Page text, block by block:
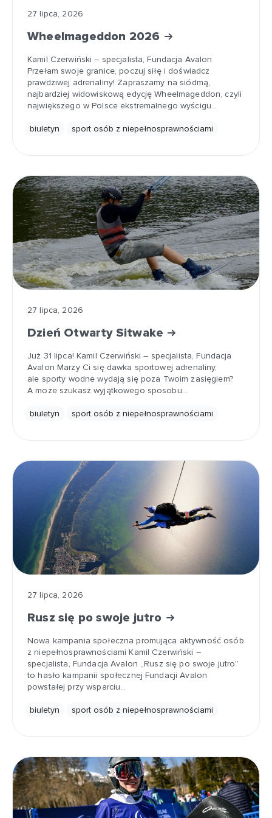
27 lipca, 2026
Wheelmageddon 2026
Kamil Czerwiński – specjalista, Fundacja Avalon
Przełam swoje granice, poczuj siłę i doświadcz
prawdziwej adrenaliny! Zapraszamy na siódmą,
najbardziej widowiskową edycję Wheelmageddon, czyli
największego w Polsce ekstremalnego wyścigu…
biuletyn sport osób z niepełnosprawnościami
27 lipca, 2026
Dzień Otwarty Sitwake
Już 31 lipca! Kamil Czerwiński – specjalista, Fundacja
Avalon Marzy Ci się dawka sportowej adrenaliny,
ale sporty wodne wydają się poza Twoim zasięgiem?
A może szukasz wyjątkowego sposobu…
biuletyn sport osób z niepełnosprawnościami
27 lipca, 2026
Rusz się po swoje jutro
Nowa kampania społeczna promująca aktywność osób
z niepełnosprawnościami Kamil Czerwiński –
specjalista, Fundacja Avalon „Rusz się po swoje jutro”
to hasło kampanii społecznej Fundacji Avalon
powstałej przy wsparciu…
biuletyn sport osób z niepełnosprawnościami